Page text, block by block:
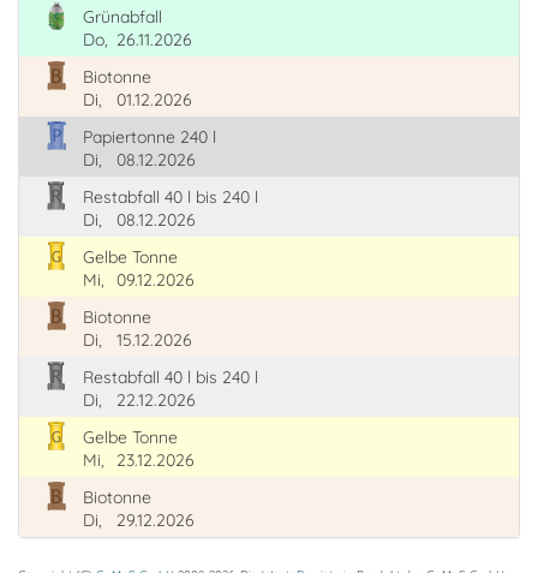
Grünabfall
Do, 26.11.2026
Biotonne
Di,
01.12.2026
Papiertonne 240 l
Di,
08.12.2026
Restabfall 40 l bis 240 l
Di,
08.12.2026
Gelbe Tonne
Mi,
09.12.2026
Biotonne
Di,
15.12.2026
Restabfall 40 l bis 240 l
Di,
22.12.2026
Gelbe Tonne
Mi,
23.12.2026
Biotonne
Di,
29.12.2026